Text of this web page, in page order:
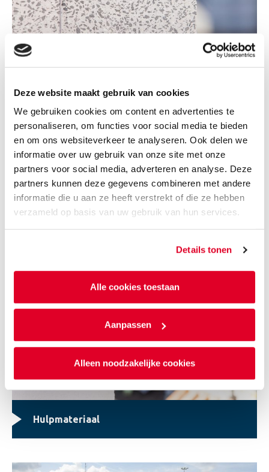
Deze website maakt gebruik van cookies
We gebruiken cookies om content en advertenties te
personaliseren, om functies voor social media te bieden
en om ons websiteverkeer te analyseren. Ook delen we
informatie over uw gebruik van onze site met onze
partners voor social media, adverteren en analyse. Deze
partners kunnen deze gegevens combineren met andere
informatie die u aan ze heeft verstrekt of die ze hebben
verzameld op basis van uw gebruik van hun services.
Details tonen
Alle cookies toestaan
Aanpassen
Alleen noodzakelijke cookies
Hulpmateriaal